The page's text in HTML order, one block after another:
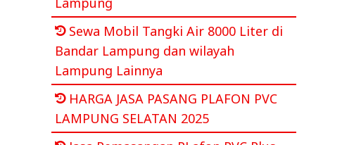
Sewa Mobil Tangki Air 8000 Liter di
Bandar Lampung dan wilayah
Lampung Lainnya
HARGA JASA PASANG PLAFON PVC
LAMPUNG SELATAN 2025